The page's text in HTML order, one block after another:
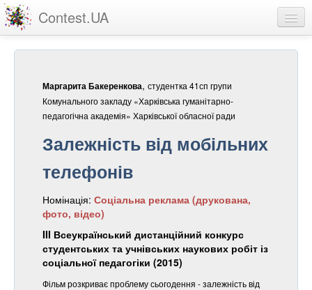
Contest.UA
Статистика
Маргарита Бакеренкова, студентка 41сп групи
Комунального закладу «Харківська гуманітарно-
педагогічна академія» Харківської обласної ради
Залежність від мобільних
телефонів
Номінація: Соціальна реклама (друкована,
фото, відео)
III Всеукраїнський дистанційний конкурс
студентських та учнівських наукових робіт із
соціальної педагогіки (2015)
Фільм розкриває проблему сьогодення - залежність від